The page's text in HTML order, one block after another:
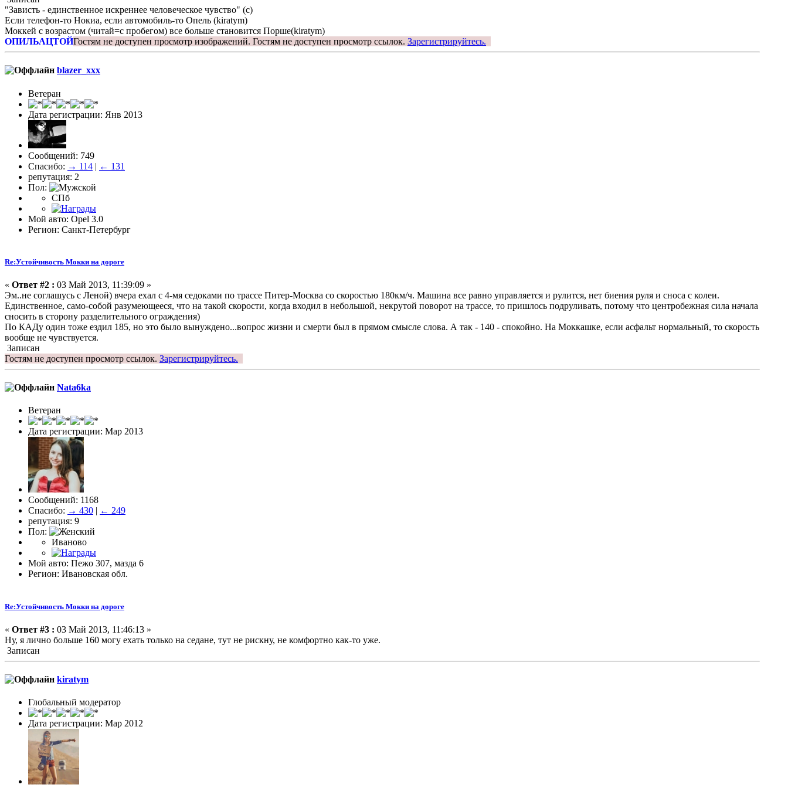
"Зависть - единственное искреннее человеческое чувство" (с)
Если телефон-то Нокиа, если автомобиль-то Опель (kiratym)
Моккей с возрастом (читай=с пробегом) все больше становится Порше(kiratym)
ОПИЛЬАЦТОЙГостям не доступен просмотр изображений. Гостям не доступен просмотр ссылок. Зарегистрируйтесь.
blazer_xxx
Ветеран
Дата регистрации: Янв 2013
Сообщений: 749
Спасибо: → 114 | ← 131
репутация: 2
Пол:
СПб
Мой авто: Opel 3.0
Регион: Санкт-Петербург
Re:Устойчивость Мокки на дороге
« Ответ #2 : 03 Май 2013, 11:39:09 »
Эм..не соглашусь с Леной) вчера ехал с 4-мя седоками по трассе Питер-Москва со скоростью 180км/ч. Машина все равно управляется и рулится, нет биения руля и сноса с колеи.
Единственное, само-собой разумеющееся, что на такой скорости, когда входил в небольшой, некрутой поворот на трассе, то пришлось подруливать, потому что центробежная сила начала
сносить в сторону разделительного ограждения)
По КАДу один тоже ездил 185, но это было вынуждено...вопрос жизни и смерти был в прямом смысле слова. А так - 140 - спокойно. На Моккашке, если асфальт нормальный, то скорость
вообще не чувствуется.
Записан
Гостям не доступен просмотр ссылок. Зарегистрируйтесь.
Nata6ka
Ветеран
Дата регистрации: Мар 2013
Сообщений: 1168
Спасибо: → 430 | ← 249
репутация: 9
Пол:
Иваново
Мой авто: Пежо 307, мазда 6
Регион: Ивановская обл.
Re:Устойчивость Мокки на дороге
« Ответ #3 : 03 Май 2013, 11:46:13 »
Ну, я лично больше 160 могу ехать только на седане, тут не рискну, не комфортно как-то уже.
Записан
kiratym
Глобальный модератор
Дата регистрации: Мар 2012